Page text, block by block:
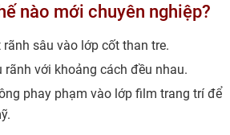
nào mới chuyên nghiệp?
rãnh sâu vào lớp cốt than tre.
rãnh với khoảng cách đều nhau.
phay phạm vào lớp film trang trí để